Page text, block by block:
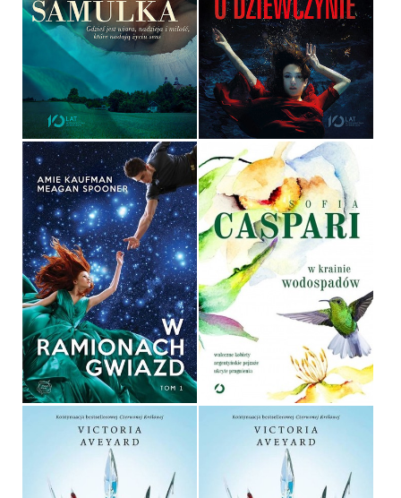
SAMULKA
KINGA FACON
OPRAWA MIĘKKA
32,90 ZŁ
PRAWDA O DZIEWCZYNIE
T.R. RICHMOND
OPRAWA MIĘKKA
32,90 ZŁ
W RAMIONACH GWIAZD
AMIE KAUFMAN, MEAGAN
SPOONER
OPRAWA MIĘKKA
36,90 ZŁ
W KRAINIE WODOSPADÓW
SOFIA CASPARI
OPRAWA MIĘKKA
39,90 ZŁ